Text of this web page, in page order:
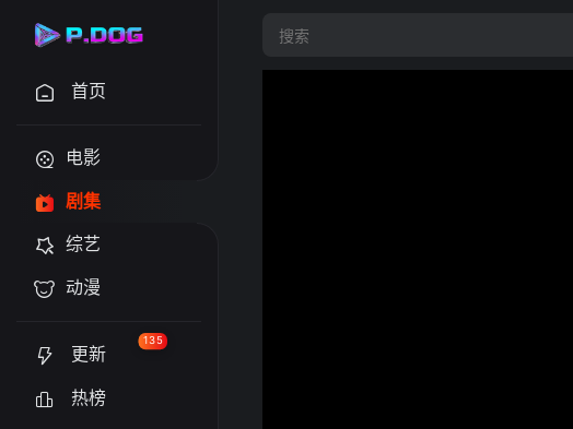
首页
电影
剧集
综艺
动漫
更新
135
热榜